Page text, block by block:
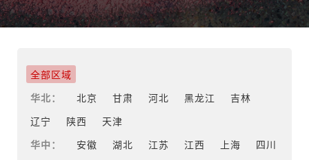
全部区域
华北：
北京 甘肃 河北 黑龙江
吉林
辽宁
陕西
天津
华中：
安徽 湖北 江苏 江西 上海
四川